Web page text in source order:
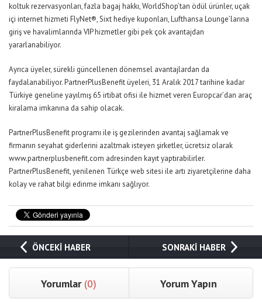
koltuk rezervasyonları, fazla bagaj hakkı, WorldShop’tan ödül ürünler, uçak
içi internet hizmeti FlyNet®, Sixt hediye kuponları, Lufthansa Lounge’larına
giriş ve havalimlarında VIP hizmetler gibi pek çok avantajdan
yararlanabiliyor.
Ayrıca üyeler, sürekli güncellenen dönemsel avantajlardan da
faydalanabiliyor. PartnerPlusBenefit üyeleri, 31 Aralık 2017 tarihine kadar
Türkiye geneline yayılmış 65 irtibat ofisi ile hizmet veren Europcar’dan araç
kiralama imkanına da sahip olacak.
PartnerPlusBenefit programı ile iş gezilerinden avantaj sağlamak ve
firmanın seyahat giderlerini azaltmak isteyen şirketler, ücretsiz olarak
www.partnerplusbenefit.com adresinden kayıt yaptırabilirler.
PartnerPlusBenefit, yenilenen Türkçe web sitesi ile artı ziyaretçilerine daha
kolay ve rahat bilgi edinme imkanı sağlıyor.
ÖNCEKİ HABER SONRAKİ HABER
Yorumlar (0) Yorum Yapın